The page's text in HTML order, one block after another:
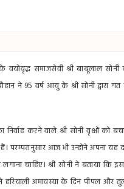
के वयोवृद्ध समाजसेवी श्री बाबूलाल
ने 95 वर्ष आयु के श्री सोनी द्वारा
निर्वाह करने वाले श्री सोनी वृक्षों
आज भी उन्होंने अपना यह
चाहिए। श्री सोनी ने बताया कि
हरियाली अमावस्या के दिन पीपल और